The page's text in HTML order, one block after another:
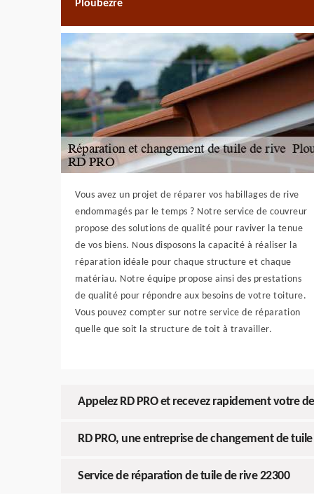
Ploubezre
Vous avez un projet de réparer vos habillages de rive
endommagés par le temps ? Notre service de couvreur
propose des solutions de qualité pour raviver la tenue
de vos biens. Nous disposons la capacité à réaliser la
réparation idéale pour chaque structure et chaque
matériau. Notre équipe propose ainsi des prestations
de qualité pour répondre aux besoins de votre toiture.
Vous pouvez compter sur notre service de réparation
quelle que soit la structure de toit à travailler.
Appelez RD PRO et recevez rapidement votre
RD PRO, une entreprise de changement de
Service de réparation de tuile de rive 22300